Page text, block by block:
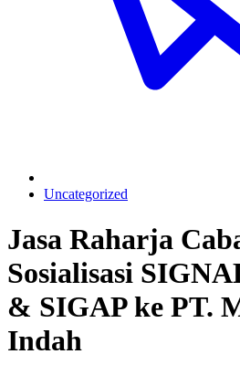
Uncategorized
Jasa Raharja
Sosialisasi
& SIGAP ke PT.
Indah